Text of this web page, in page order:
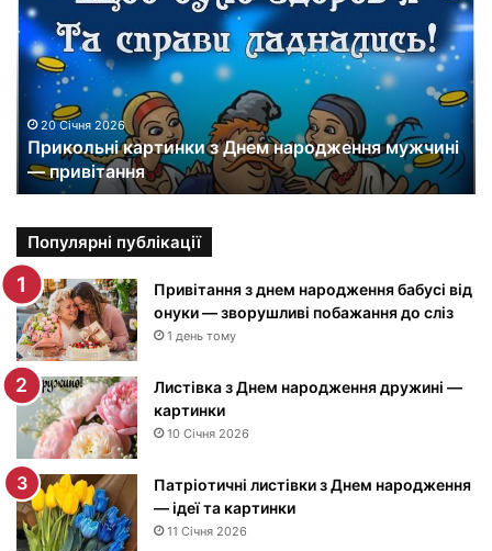
и
к
о
а
и
н
к
и
з
Д
н
е
н
а
р
о
20 Січня 2026
Прикольні картинки з Днем народження мужчині
— привітання
Популярні публікації
Привітання з днем народження бабусі від
онуки — зворушливі побажання до сліз
1 день тому
Листівка з Днем народження дружині —
картинки
10 Січня 2026
Патріотичні листівки з Днем народження
— ідеї та картинки
11 Січня 2026